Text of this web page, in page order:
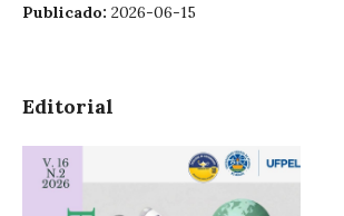
Publicado: 2026-06-15
Editorial